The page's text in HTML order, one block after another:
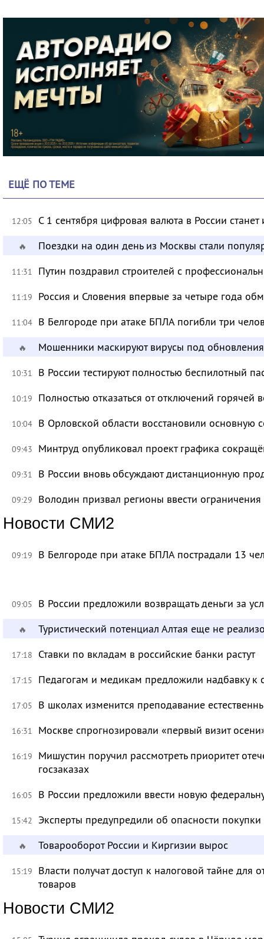
ЕЩЁ ПО ТЕМЕ
12:05 С 1 сентября цифровая валюта в России
🔥 Поездки на один день из Москвы стали
11:31 Путин поздравил строителей с
11:19 Россия и Словения впервые за четыре года
11:04 В Белгороде при атаке БПЛА погибли три
🔥 Мошенники маскируют вирусы под
10:31 В России тестируют полностью беспилотный
10:19 Полностью отказаться от отключений горячей
10:04 В Орловской области восстановили основную
09:43 Минтруд опубликовал проект графика
09:31 В России вновь обсуждают дистанционную
09:29 Володин призвал регионы ввести
Новости СМИ2
09:19 В Белгороде при атаке БПЛА пострадали 13
09:05 В России предложили возвращать деньги за
🔥 Туристический потенциал Алтая еще не
17:18 Ставки по вкладам в российские банки растут
17:15 Педагогам и медикам предложили надбавку к
17:05 В школах изменится преподавание
16:31 Москве спрогнозировали «первый визит
16:19
Мишустин поручил рассмотреть приоритет
госзаказах
16:05 В России предложили ввести новую
15:42 Эксперты предупредили об опасности
🔥 Товарооборот России и Киргизии вырос
15:19
Власти получат доступ к налоговой тайне для
товаров
Новости СМИ2